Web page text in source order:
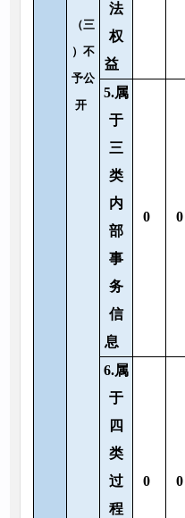
（三
）不
予公
开
法
权
益
5.属
于
三
类
内
部
事
务
信
息
0 0
6.属
于
四
类
过
程
0 0